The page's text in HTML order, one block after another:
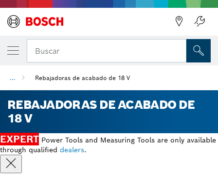
Buscar
... Rebajadoras de acabado de 18 V
REBAJADORAS DE ACABADO DE
18 V
EXPERT Power Tools and Measuring Tools are only available
through qualified dealers.